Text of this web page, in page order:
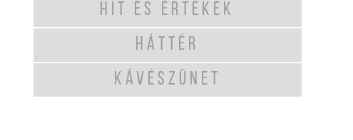
HIT ÉS ÉRTÉKEK
HÁTTÉR
KÁVÉSZÜNET